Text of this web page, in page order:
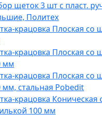
щеток 3 шт с пласт.
Политех
крацовка Плоская со
крацовка Плоская со
мм
крацовка Плоская со
мм, стальная Pobedit
крацовка Коническая
100 мм